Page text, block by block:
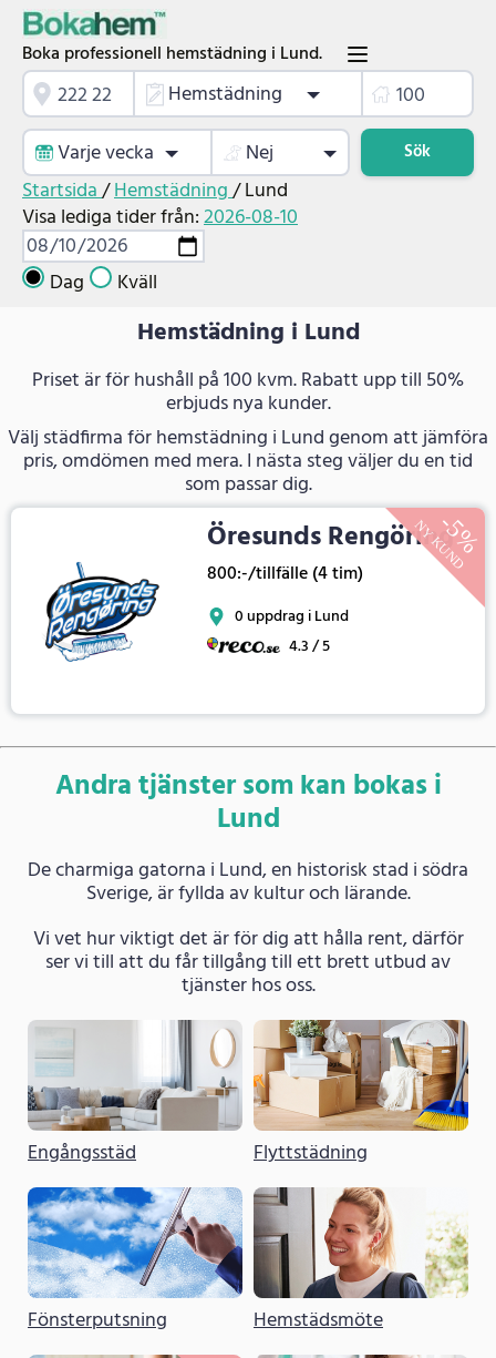
Boka professionell hemstädning i Lund.
Hemstädning
Varje vecka
Nej Sök
Startsida/Hemstädning/Lund
Visa lediga tider från:2026-08-10
Dag Kväll
Hemstädning i Lund
Priset är för hushåll på 100 kvm. Rabatt upp till 50%
erbjuds nya kunder.
Välj städfirma för hemstädning i Lund genom att jämföra
pris, omdömen med mera. I nästa steg väljer du en tid
som passar dig.
Öresunds Rengöring
800:-/tillfälle (4 tim)
0 uppdrag i Lund
4.3 / 5
Andra tjänster som kan bokas i
Lund
De charmiga gatorna i Lund, en historisk stad i södra
Sverige, är fyllda av kultur och lärande.
Vi vet hur viktigt det är för dig att hålla rent, därför
ser vi till att du får tillgång till ett brett utbud av
tjänster hos oss.
Engångsstäd Flyttstädning
Fönsterputsning Hemstädsmöte